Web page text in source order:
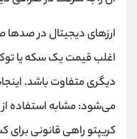
ارزهای دیجیتال در
اغلب قیمت یک سکه یا
دیگری متفاوت باشد.
می‌شود: مشابه استفاده از
کریپتو راهی قانونی